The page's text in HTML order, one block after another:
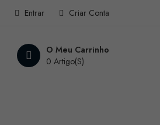
Criar Conta
Entrar
O Meu Carrinho
0 Artigo(s)